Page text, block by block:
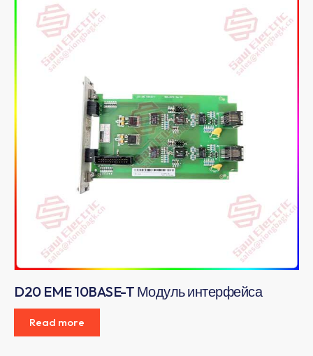
D20 EME 10BASE-T Модуль интерфейса
Read more